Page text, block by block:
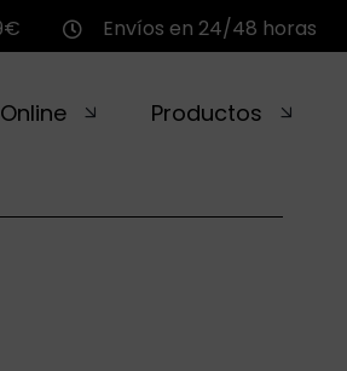
Envíos en 24/48 horas
Productos